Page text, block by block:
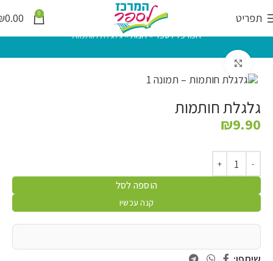
תפריט 0
0.00
המרכז לספר»חנות»גלגלת חותמות
גלגלת חותמות
₪9.90
הוספה לסל
קנה עכשיו